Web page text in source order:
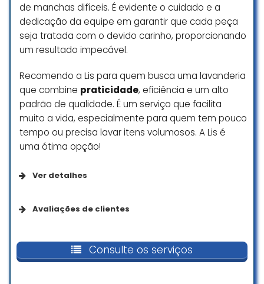
de manchas difíceis. É evidente o cuidado e a
dedicação da equipe em garantir que cada peça
seja tratada com o devido carinho, proporcionando
um resultado impecável.
Recomendo a Lis para quem busca uma lavanderia
que combine praticidade, eficiência e um alto
padrão de qualidade. É um serviço que facilita
muito a vida, especialmente para quem tem pouco
tempo ou precisa lavar itens volumosos. A Lis é
uma ótima opção!
Ver detalhes
Avaliações de clientes
recomendo com toda a certeza!
Consulte os serviços